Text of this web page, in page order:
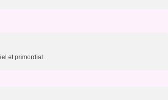
et primordial.